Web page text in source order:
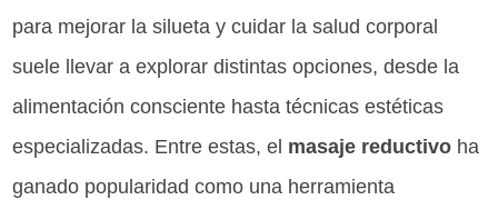
para mejorar la silueta y cuidar la salud corporal
suele llevar a explorar distintas opciones, desde la
alimentación consciente hasta técnicas estéticas
especializadas. Entre estas, el masaje reductivo ha
ganado popularidad como una herramienta